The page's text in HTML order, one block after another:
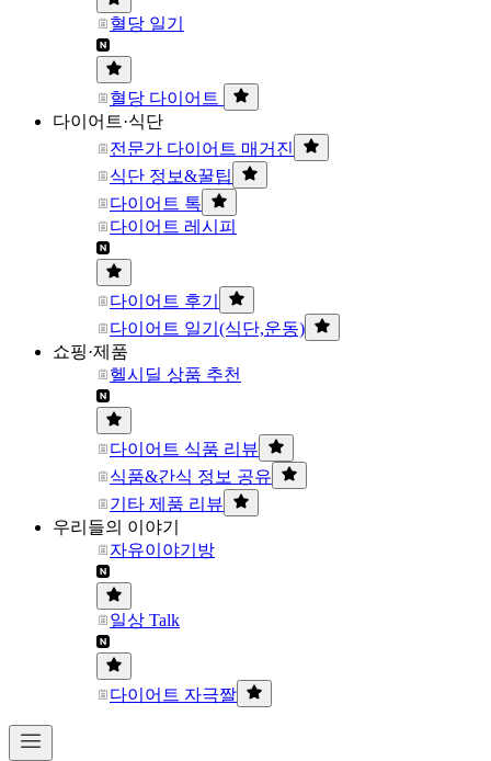
혈당 일기
혈당 다이어트
다이어트·식단
전문가 다이어트 매거진
식단 정보&꿀팁
다이어트 톡
다이어트 레시피
다이어트 후기
다이어트 일기(식단,운동)
쇼핑·제품
헬시딜 상품 추천
다이어트 식품 리뷰
식품&간식 정보 공유
기타 제품 리뷰
우리들의 이야기
자유이야기방
일상 Talk
다이어트 자극짤